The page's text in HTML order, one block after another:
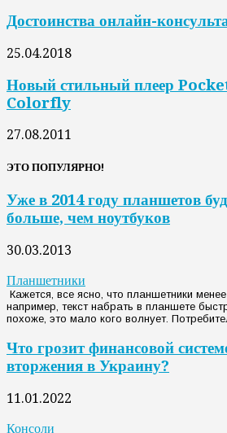
Достоинства онлайн-
25.04.2018
Новый стильный плеер
Colorfly
27.08.2011
ЭТО ПОПУЛЯРНО!
Уже в 2014 году планшетов
больше, чем ноутбуков
30.03.2013
Планшетники
Кажется, все ясно, что планшетники
например, текст набрать в планшете
похоже, это мало кого волнует.
Что грозит финансовой
вторжения в Украину?
11.01.2022
Консоли